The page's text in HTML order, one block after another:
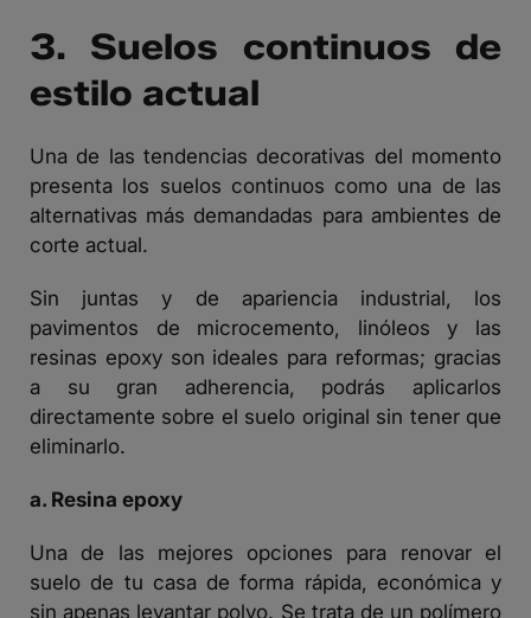
3. Suelos continuos de
estilo actual
Una de las tendencias decorativas del momento
presenta los suelos continuos como una de las
alternativas más demandadas para ambientes de
corte actual.
Sin juntas y de apariencia industrial, los
pavimentos de microcemento, linóleos y las
resinas epoxy son ideales para reformas; gracias
a su gran adherencia, podrás aplicarlos
directamente sobre el suelo original sin tener que
eliminarlo.
a. Resina epoxy
Una de las mejores opciones para renovar el
suelo de tu casa de forma rápida, económica y
sin apenas levantar polvo. Se trata de un polímero